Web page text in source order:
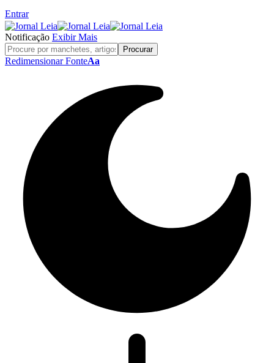
Entrar
Notificação Exibir Mais
Redimensionar FonteAa